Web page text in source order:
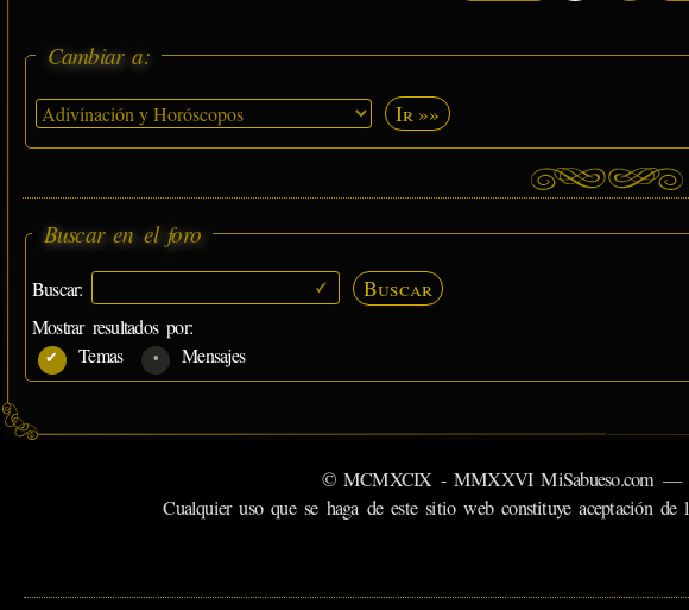
Cambiar a:
Ir »»
Buscar en el foro
Buscar: Buscar
Mostrar resultados por:
Temas
Mensajes
© MCMXCIX - MMXXVI MiSabueso.com —
Cualquier uso que se haga de este sitio web constituye aceptación